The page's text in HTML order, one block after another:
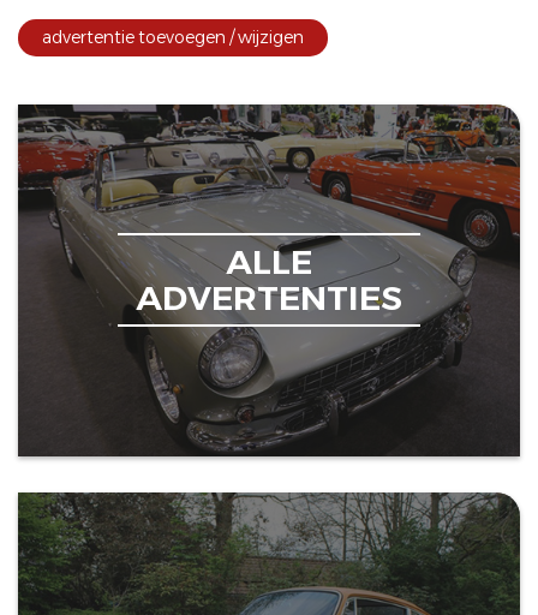
advertentie toevoegen / wijzigen
ALLE
ADVERTENTIES